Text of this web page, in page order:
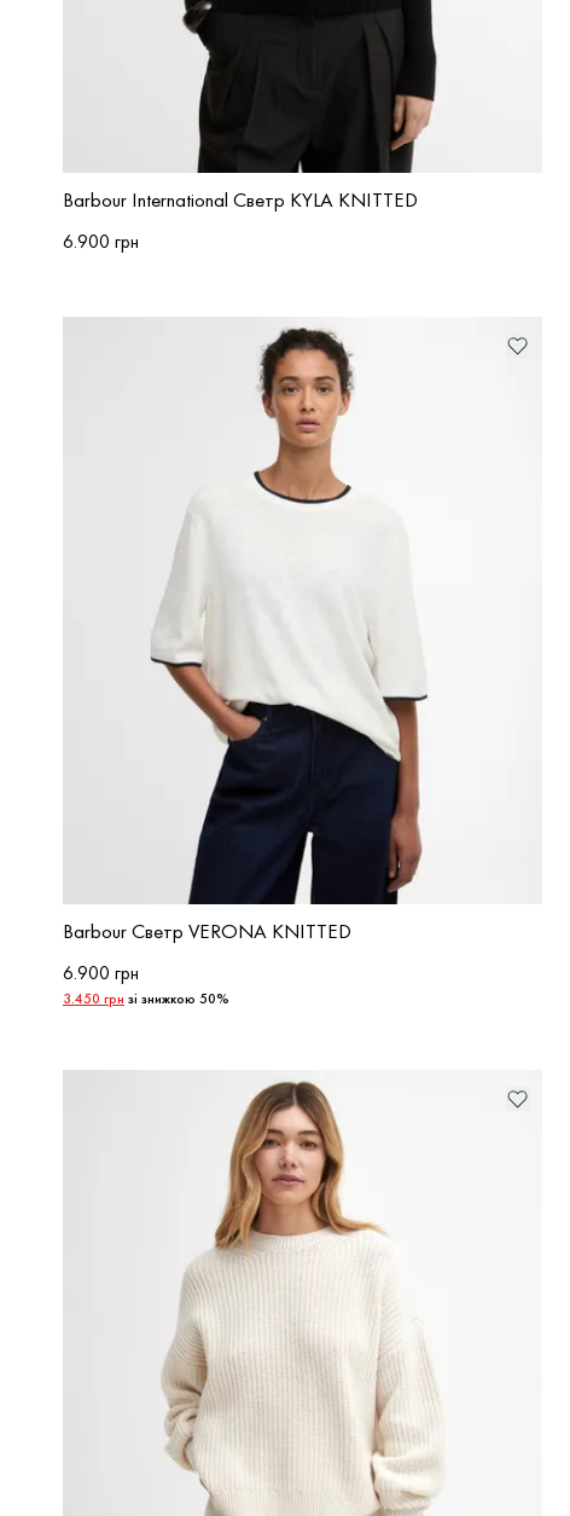
Barbour International Светр KYLA KNITTED
6.900 грн
Barbour Светр VERONA KNITTED
6.900 грн
3.450 грн зі знижкою 50%